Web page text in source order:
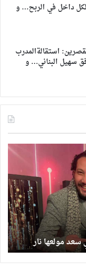
داخل في الربح… و
استقالةالمدرب
سهيل البناني… و
مولعها نار